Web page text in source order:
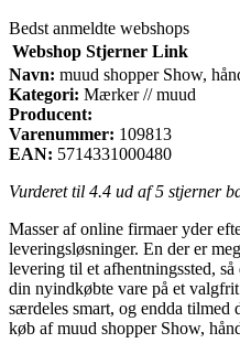
Bedst anmeldte webshops
Webshop Stjerner Link
Navn: muud shopper Show,
Kategori: Mærker // muud
Producent:
Varenummer: 109813
EAN: 5714331000480
Vurderet til 4.4 ud af 5 stjerner
Masser af online firmaer yder
leveringsløsninger. En der er
levering til et afhentningssted,
din nyindkøbte vare på et
særdeles smart, og endda tilmed
køb af muud shopper Show,